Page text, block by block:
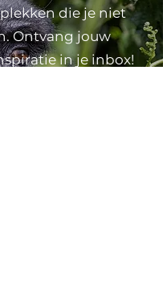
die je niet
Ontvang jouw
in je inbox!